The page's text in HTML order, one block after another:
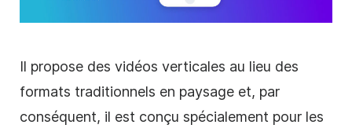
Il propose des vidéos verticales au lieu des
formats traditionnels en paysage et, par
conséquent, il est conçu spécialement pour les